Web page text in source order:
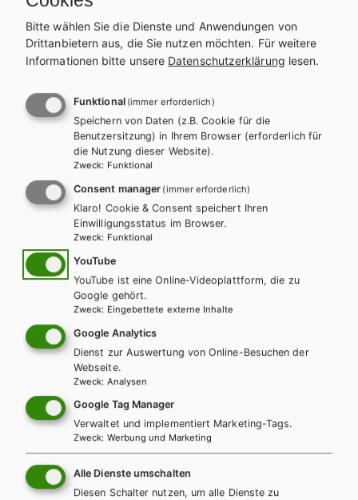
Kartenset 1 - Teamarbeit
Lehrbuch + E-Book
BAFEP/BASOP HUT
Kartenset Jugendhilfe - Die Klippensteiger /
Kartenset 2 - Erziehungspartnerschaft
Lehrbuch
Bitte wählen Sie die Dienste und Anwendungen von
Drittanbietern aus, die Sie nutzen möchten. Für weitere
Informationen bitte unsere Datenschutzerklärung lesen.
Funktional (immer erforderlich)
Speichern von Daten (z.B. Cookie für die
Benutzersitzung) in Ihrem Browser (erforderlich für
die Nutzung dieser Website).
Zweck: Funktional
Consent manager (immer erforderlich)
Klaro! Cookie & Consent speichert Ihren
Einwilligungsstatus im Browser.
Zweck: Funktional
YouTube
YouTube ist eine Online-Videoplattform, die zu
Google gehört.
Zweck: Eingebettete externe Inhalte
Google Analytics
Dienst zur Auswertung von Online-Besuchen der
Webseite.
Zweck: Analysen
Google Tag Manager
Verwaltet und implementiert Marketing-Tags.
Zweck: Werbung und Marketing
Alle Dienste umschalten
Diesen Schalter nutzen, um alle Dienste zu